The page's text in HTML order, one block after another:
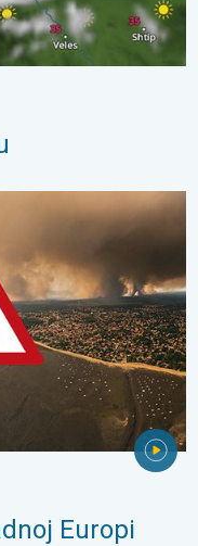
ljudi u bijegu. . .
Europi